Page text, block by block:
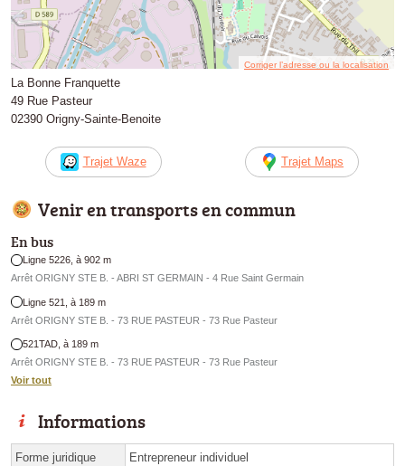
Corriger l’adresse ou la localisation
La Bonne Franquette
49 Rue Pasteur
02390 Origny-Sainte-Benoite
Trajet Waze Trajet Maps
Venir en transports en commun
En bus
Ligne 5226, à 902 m
Arrêt ORIGNY STE B. - ABRI ST GERMAIN - 4 Rue Saint Germain
Ligne 521, à 189 m
Arrêt ORIGNY STE B. - 73 RUE PASTEUR - 73 Rue Pasteur
521TAD, à 189 m
Arrêt ORIGNY STE B. - 73 RUE PASTEUR - 73 Rue Pasteur
Voir tout
Informations
Forme juridique Entrepreneur individuel